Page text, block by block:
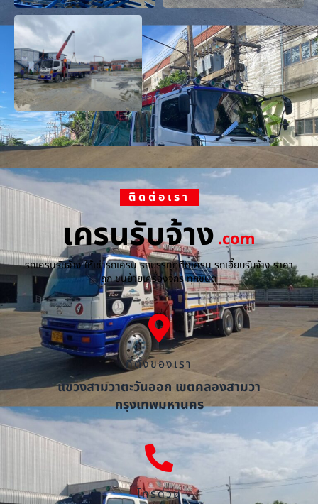
ติดต่อเรา
เครนรับจ้าง.com
รถเครนรับจ้าง ให้เช่ารถเครน รถบรรทุกติดเครน รถเฮี๊ยบรับจ้าง ราคา
ถูก ขนย้ายเครื่องจักร ทุกชนิด
ที่ตั้งของเรา
แขวงสามวาตะวันออก เขตคลองสามวา
กรุงเทพมหานคร
โทรด่วน